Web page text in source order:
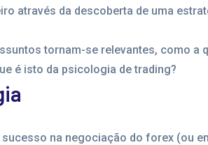
através da descoberta de uma
tornam-se relevantes, como a
é isto da psicologia de trading?
na negociação do forex (ou